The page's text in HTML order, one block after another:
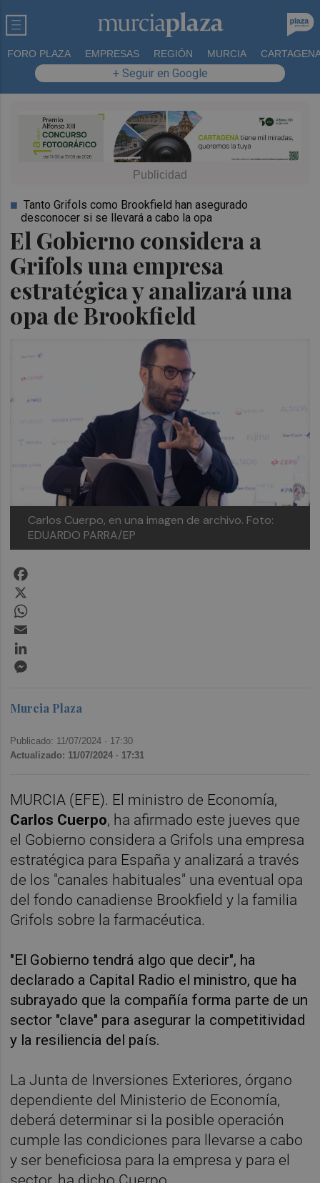
FORO PLAZA EMPRESAS REGIÓN MURCIA
+ Seguir en Google
El Gobierno considera a
Grifols una empresa
estratégica y analizará una
opa de Brookfield
Tanto Grifols como Brookfield han asegurado
desconocer si se llevará a cabo la opa
Carlos Cuerpo, en una imagen de archivo. Foto:
EDUARDO PARRA/EP
Murcia Plaza
Publicado: 11/07/2024 · 17:30
Actualizado: 11/07/2024 · 17:31
MURCIA (EFE). El ministro de Economía,
Carlos Cuerpo, ha afirmado este jueves que
el Gobierno considera a Grifols una empresa
estratégica para España y analizará a través
de los "canales habituales" una eventual opa
del fondo canadiense Brookfield y la familia
Grifols sobre la farmacéutica.
"El Gobierno tendrá algo que decir", ha
declarado a Capital Radio el ministro, que ha
subrayado que la compañía forma parte de un
sector "clave" para asegurar la competitividad
y la resiliencia del país.
La Junta de Inversiones Exteriores, órgano
dependiente del Ministerio de Economía,
deberá determinar si la posible operación
cumple las condiciones para llevarse a cabo
y ser beneficiosa para la empresa y para el